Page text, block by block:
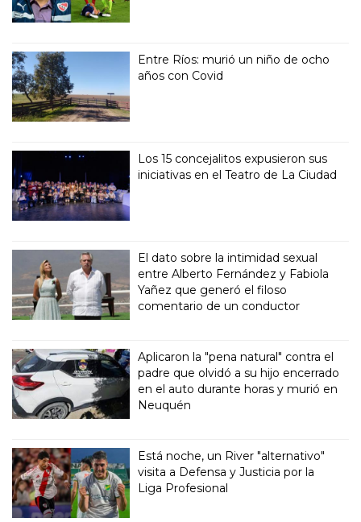
Entre Ríos: murió un niño de ocho
años con Covid
Los 15 concejalitos expusieron sus
iniciativas en el Teatro de La Ciudad
El dato sobre la intimidad sexual
entre Alberto Fernández y Fabiola
Yañez que generó el filoso
comentario de un conductor
Aplicaron la "pena natural" contra el
padre que olvidó a su hijo encerrado
en el auto durante horas y murió en
Neuquén
Está noche, un River "alternativo"
visita a Defensa y Justicia por la
Liga Profesional